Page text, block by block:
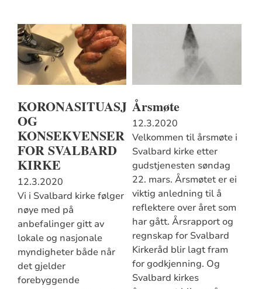
KORONASITUASJONEN
OG
KONSEKVENSER
FOR SVALBARD
KIRKE
12.3.2020
Vi i Svalbard kirke følger
nøye med på
anbefalinger gitt av
lokale og nasjonale
myndigheter både når
det gjelder
forebyggende
Årsmøte
12.3.2020
Velkommen til årsmøte i
Svalbard kirke etter
gudstjenesten søndag
22. mars. Årsmøtet er ei
viktig anledning til å
reflektere over året som
har gått. Årsrapport og
regnskap for Svalbard
Kirkeråd blir lagt fram
for godkjenning. Og
Svalbard kirkes